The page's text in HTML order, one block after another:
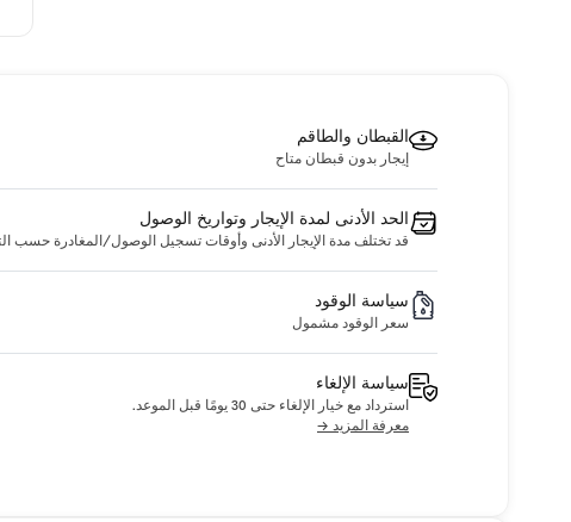
القبطان والطاقم
إيجار بدون قبطان متاح
الحد الأدنى لمدة الإيجار وتواريخ الوصول
قد تختلف مدة الإيجار الأدنى وأوقات تسجيل الوصول/المغادرة حسب
سياسة الوقود
سعر الوقود مشمول
سياسة الإلغاء
استرداد مع خيار الإلغاء حتى 30 يومًا قبل الموعد.
معرفة المزيد →